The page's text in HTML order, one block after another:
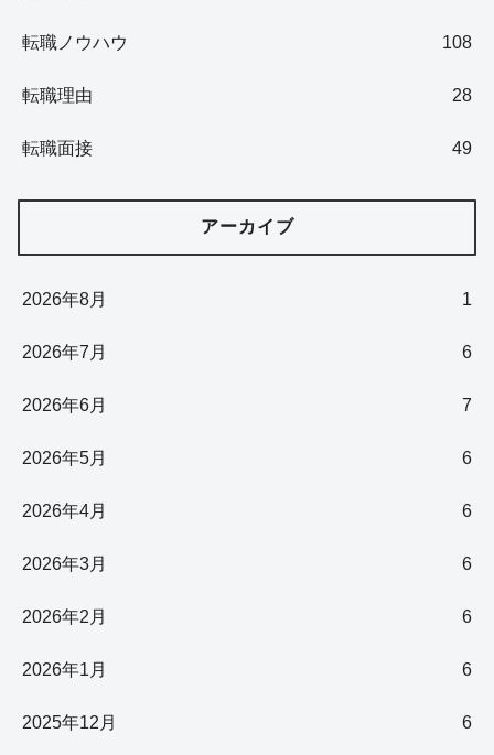
転職ノウハウ 108
転職理由 28
転職面接 49
アーカイブ
2026年8月 1
2026年7月 6
2026年6月 7
2026年5月 6
2026年4月 6
2026年3月 6
2026年2月 6
2026年1月 6
2025年12月 6